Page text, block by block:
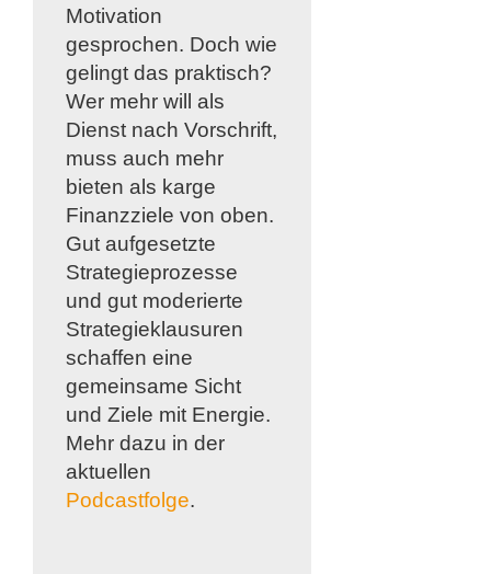
Motivation
gesprochen. Doch wie
gelingt das praktisch?
Wer mehr will als
Dienst nach Vorschrift,
muss auch mehr
bieten als karge
Finanzziele von oben.
Gut aufgesetzte
Strategieprozesse
und gut moderierte
Strategieklausuren
schaffen eine
gemeinsame Sicht
und Ziele mit Energie.
Mehr dazu in der
aktuellen
Podcastfolge.